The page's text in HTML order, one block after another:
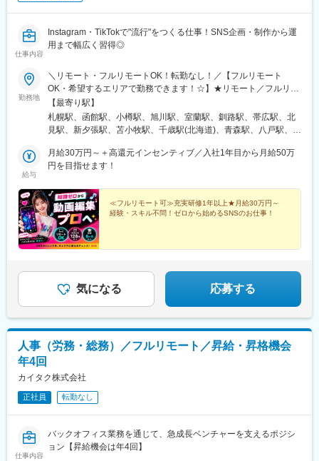
仕事内容
Instagram・TikTokで"流行"をつくる仕事！SNS企画・制作から運
用まで幅広く習得◎
勤務地
＼リモート・フルリモートOK！転勤なし！／【フルリモート
OK・希望するエリアで勤務できます！☆】★リモート／フルリモ
ート選択可★通勤なし・全国どこからでも勤務OK★将来的には
「カフェで仕事」「旅しながら働く」も可能★転勤なし（地方在
住の方も歓迎）※研修期間中は各プロジェクト先への出社となりま
本社東京都渋谷区道玄坂1-10-8 渋谷道玄坂東急ビル2F-C■銀座東
京都中央区銀座1-12-4 N&E BLD.6F■六本木東京都港区六本木3-
間ビル■池袋東京都豊島区東池袋2-62-8 BIGオフィスプラザ池袋■
梅田大阪府大阪市北区梅田1-2-2 大阪駅前第2ビル12-12号■名古屋
愛知県名古屋市中村区名駅4-24-5 第2森ビル■博多福岡県福岡市博
多区博多駅前1-23-1 ParkFront博多駅前1丁目5F-B
【最寄り駅】
札幌駅、函館駅、小樽駅、旭川駅、室蘭駅、釧路駅、帯広駅、北
見駅、新夕張駅、苫小牧駅、千歳駅(北海道)、青森駅、八戸駅、弘
盛駅、久慈駅、仙台駅、石巻駅、杜せきのした駅、新田駅(宮城
県)、くりこま高原駅、多賀城駅、気仙沼駅、いわき駅、郡山駅(福
駅、秋田駅、横手駅、能代駅、湯沢駅、大久保駅(秋田県)、鷹ノ巣
駅、山形駅、鶴岡駅、酒田駅、米沢駅、天童駅、さくらんぼ東根
駅、寒河江駅、新庄駅、水戸駅、つくば駅、日立駅、勝田駅、土
浦駅、古河駅、取手駅、下館駅、笹川駅、牛久駅、龍ケ崎市駅、
守谷駅、水海道駅、宇都宮駅、小山駅、栃木駅、足利駅、佐野
駅、前橋駅、太田駅(群馬県)、伊勢崎駅、桐生駅、館林駅、川口元
郷駅、川越駅、所沢駅、越谷駅、草加駅、春日部駅、上尾駅、熊
谷駅、浦和駅、新座駅、狭山市駅、入間市駅、三郷駅(埼玉県)、深
谷駅、朝霞台駅、戸田駅(埼玉県)、ふじみ野駅、鴻巣駅、坂戸駅
(埼玉県)、八潮駅、志木駅、飯能駅、世田谷代田駅、練馬駅、蒲田
駅、亀有駅、町田駅、品川駅、赤羽駅、新宿三丁目駅、中野駅(東
上野駅、小平駅、立川駅、日本橋駅(東京都)、吉祥寺駅、多摩セン
立駅、玉川上水駅、東久留米駅、船橋駅、松戸駅、市川駅、柏
駅、鎌ケ谷駅、印西牧の原駅、四街道駅、銚子駅、藤沢駅、横須
賀駅、横浜駅、上溝駅、川崎駅、平塚駅、茅ケ崎駅、大和駅(神奈
給与
月給30万円～＋高還元インセンティブ／入社1年目から月給50万
円を目指せます！
≪フルリモート可≫充実研修1年以上★月給30万円～
経験・スキル不問！ゼロから始めるSNSのお仕事！
気になる 応募する
人事（労務・総務）／フルリモート／昇給・昇格機会
年4回
カイタク株式会社
正社員 転勤なし
仕事内容
バックオフィス業務を通じて、急成長ベンチャーを支えるポジシ
ョン【昇給機会は年4回】